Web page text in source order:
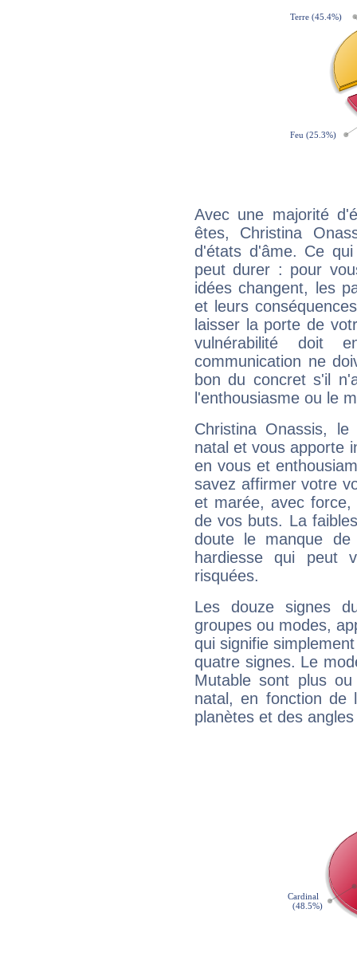
Avec une majorité
êtes, Christina
d'états d'âme. Ce
peut durer : pour
idées changent, les
et leurs
laisser la porte de
vulnérabilité doit
communication ne
bon du concret s'il
l'enthousiasme ou le
Christina Onassis,
natal et vous apporte
en vous et
savez affirmer votre
et marée, avec
de vos buts. La
doute le manque
hardiesse qui peut
risquées.
Les douze signes
groupes ou modes,
qui signifie
quatre signes. Le
Mutable sont plus
natal, en fonction de
planètes et des